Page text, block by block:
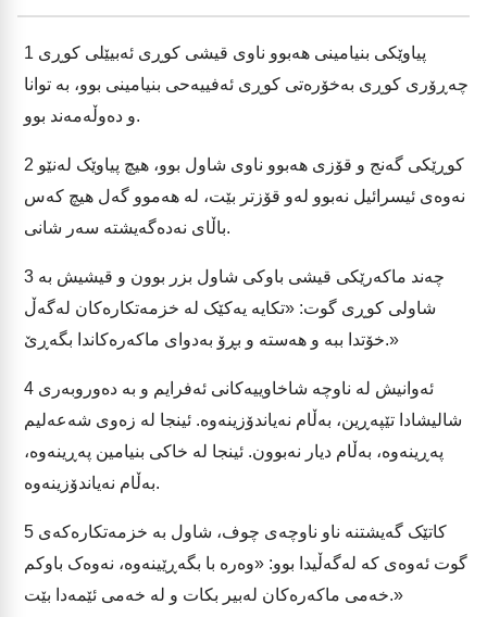
1
چەڕۆری کوڕی بەخۆرەتی کوڕی ئەفییەحی بنیامینی بوو، بە توانا
و دەوڵەمەند بوو.
2
نەوەی ئیسرائیل نەبوو لەو قۆزتر بێت، لە هەموو گەل هیچ کەس
باڵای نەدەگەیشتە سەر شانی.
3
شاولی کوڕی گوت: «تکایە یەکێک لە خزمەتکارەکان لەگەڵ
خۆتدا ببە و هەستە و بڕۆ بەدوای ماکەرەکاندا بگەڕێ.»
4
شالیشادا تێپەڕین، بەڵام نەیاندۆزینەوە. ئینجا لە زەوی شەعەلیم
پەڕینەوە، بەڵام دیار نەبوون. ئینجا لە خاکی بنیامین پەڕینەوە،
بەڵام نەیاندۆزینەوە.
5
گوت ئەوەی کە لەگەڵیدا بوو: «وەرە با بگەڕێینەوە، نەوەک باوکم
خەمی ماکەرەکان لەبیر بکات و لە خەمی ئێمەدا بێت.»